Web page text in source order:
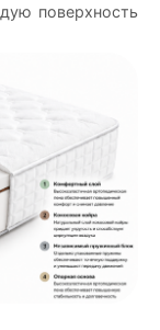
поверхность